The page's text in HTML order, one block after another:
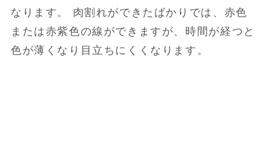
なります。 肉割れができたばかりでは、赤色
または赤紫色の線ができますが、時間が経つと
色が薄くなり目立ちにくくなります。